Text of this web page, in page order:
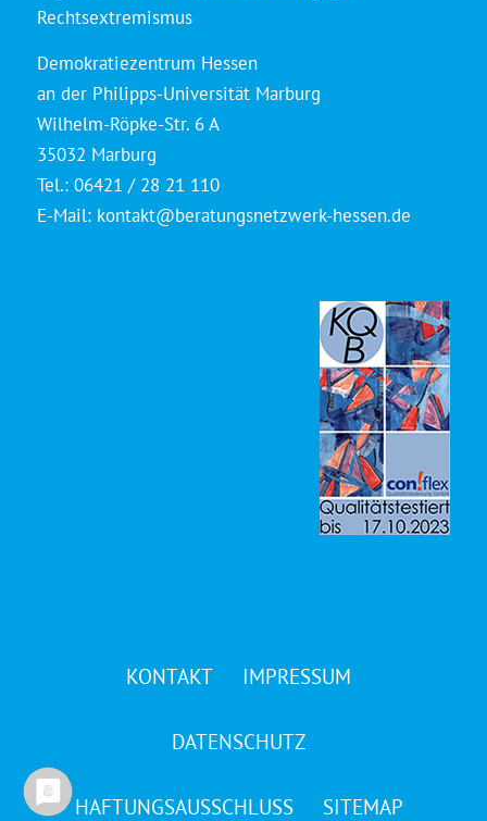
Rechtsextremismus
Demokratiezentrum Hessen
an der Philipps-Universität Marburg
Wilhelm-Röpke-Str. 6 A
35032 Marburg
Tel.: 06421 / 28 21 110
E-Mail: kontakt@beratungsnetzwerk-hessen.de
KONTAKT IMPRESSUM
DATENSCHUTZ
HAFTUNGSAUSSCHLUSS SITEMAP